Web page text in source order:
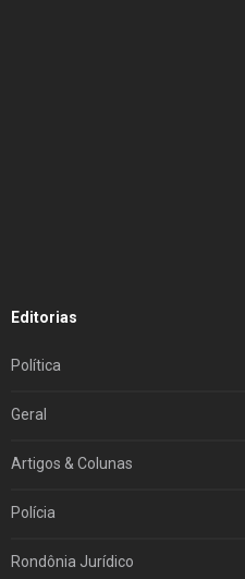
Editorias
Política
Geral
Artigos & Colunas
Polícia
Rondônia Jurídico